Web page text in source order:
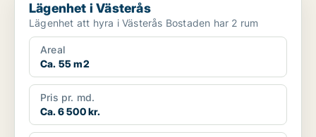
Lägenhet i Västerås
Lägenhet att hyra i Västerås Bostaden har 2 rum
Areal
Ca. 55 m2
Pris pr. md.
Ca. 6 500 kr.